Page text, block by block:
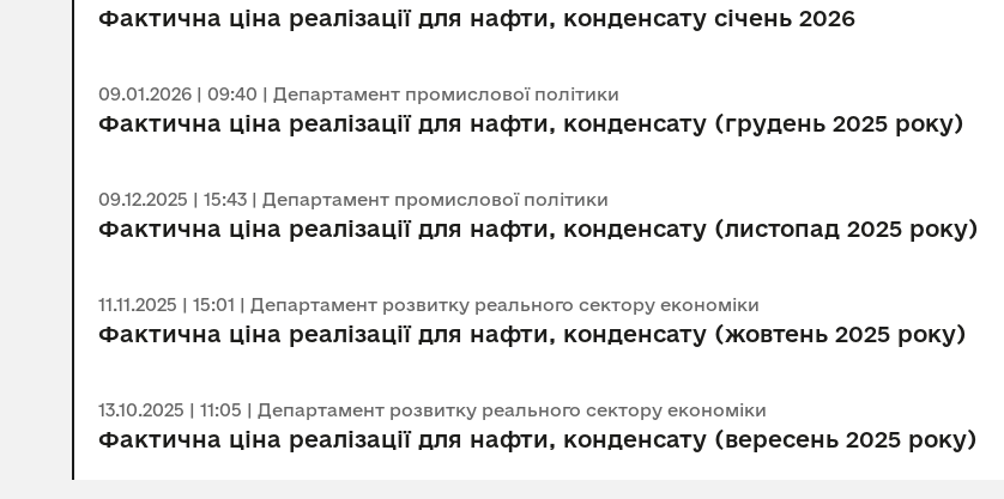
Фактична ціна реалізації для нафти, конденсату січень 2026
09.01.2026 | 09:40 | Департамент промислової політики
Фактична ціна реалізації для нафти, конденсату (грудень 2025 року)
09.12.2025 | 15:43 | Департамент промислової політики
Фактична ціна реалізації для нафти, конденсату (листопад 2025 року)
11.11.2025 | 15:01 | Департамент розвитку реального сектору економіки
Фактична ціна реалізації для нафти, конденсату (жовтень 2025 року)
13.10.2025 | 11:05 | Департамент розвитку реального сектору економіки
Фактична ціна реалізації для нафти, конденсату (вересень 2025 року)